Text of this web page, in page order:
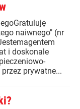
naiwnego" (nr
i doskonale
prywatne...